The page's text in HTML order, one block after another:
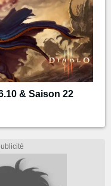
& Saison 22